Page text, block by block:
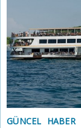
GÜNCEL HABER